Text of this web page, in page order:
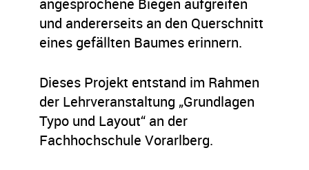
angesprochene Biegen aufgreifen
und andererseits an den Querschnitt
eines gefällten Baumes erinnern.
Dieses Projekt entstand im Rahmen
der Lehrveranstaltung „Grundlagen
Typo und Layout“ an der
Fachhochschule Vorarlberg.